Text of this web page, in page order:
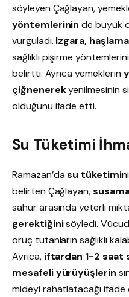
söyleyen Çağlayan,
yöntemlerinin de büyük
vurguladı. Izgara,
sağlıklı pişirme
belirtti. Ayrıca yemeklerin
çiğnenerekyenilmesinin
olduğunu ifade etti.
Su Tüketimi
Ramazan’dasu tüketimi
belirten Çağlayan,
sahur arasında yeterli
gerektiğinisöyledi.
oruç tutanların sağlıklı
Ayrıca, iftardan 1-2 saat
mesafeli yürüyüşlerin
mideyi rahatlatacağı ifade